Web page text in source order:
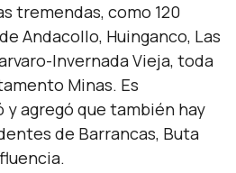
tremendas, como 120
Andacollo, Huinganco, Las
Invernada Vieja, toda
Minas. Es
y agregó que también hay
de Barrancas, Buta